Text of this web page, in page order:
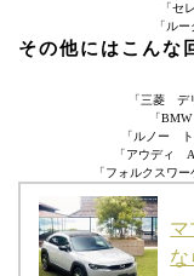
「セ
「ル
その他にはこんな
「三菱 デ
「
「ルノー ト
「アウディ
「フォルクスワ
マ